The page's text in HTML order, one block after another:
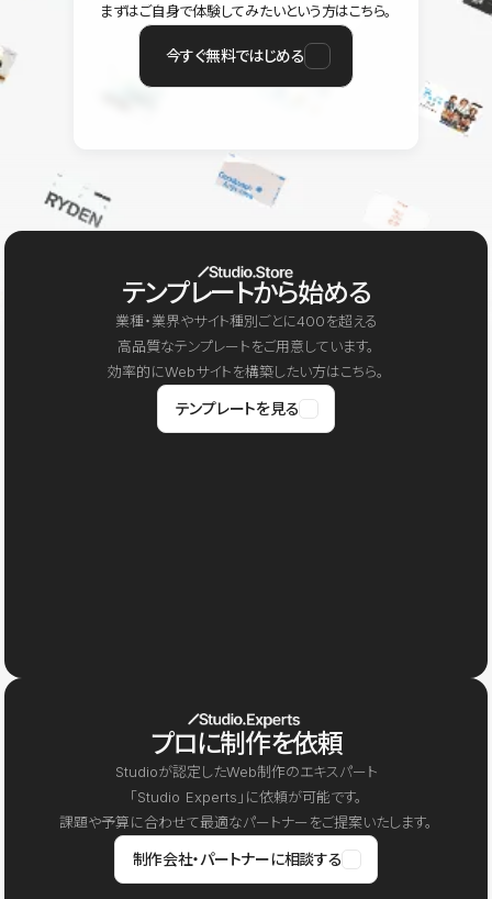
まずはご自身で体験してみたいという方はこちら。
今すぐ無料ではじめる
テンプレートから始める
業種・業界やサイト種別ごとに400を超える
高品質なテンプレートをご用意しています。
効率的にWebサイトを構築したい方はこちら。
テンプレートを見る
プロに制作を依頼
Studioが認定したWeb制作のエキスパート
「Studio Experts」に依頼が可能です。
課題や予算に合わせて最適なパートナーをご提案いたします。
制作会社・パートナーに相談する